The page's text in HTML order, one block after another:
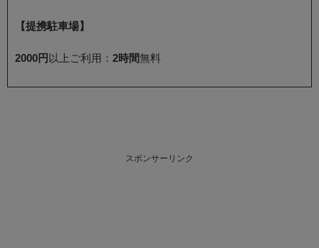
【提携駐車場】
2000円 以上ご利用： 2時間無料
スポンサーリンク